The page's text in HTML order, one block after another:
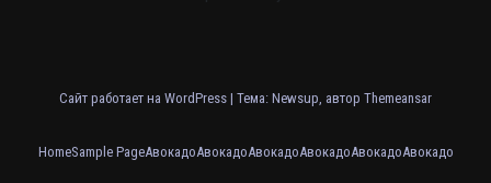
Сайт работает на WordPress | Тема: Newsup, автор Themeansar
HomeSample PageАвокадоАвокадоАвокадоАвокадоАвокадоАвокадо